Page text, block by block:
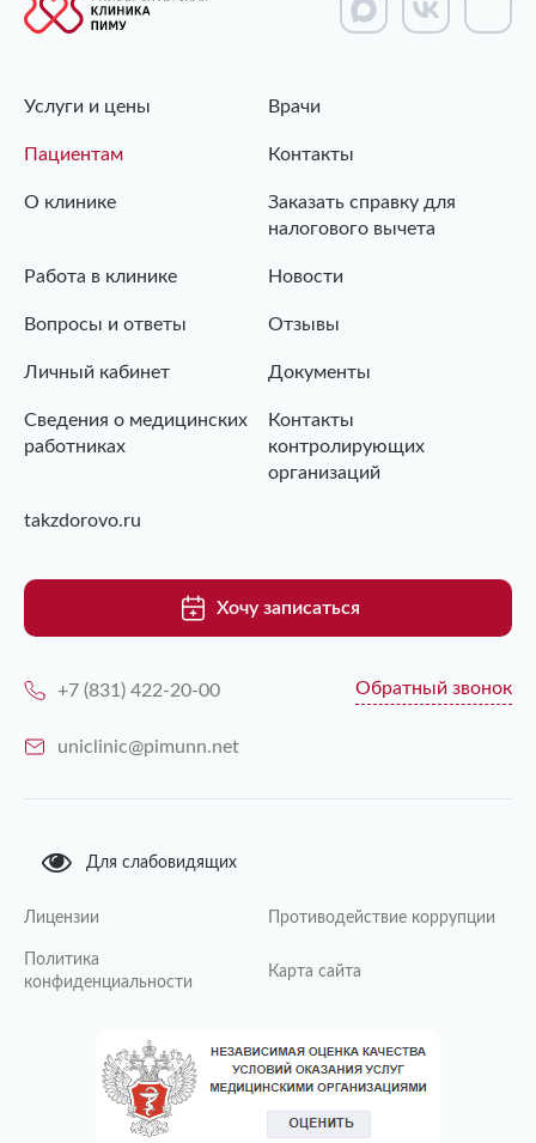
Услуги и цены Врачи
Пациентам Контакты
О клинике
Заказать справку для
налогового вычета
Работа в клинике Новости
Вопросы и ответы Отзывы
Личный кабинет Документы
Сведения о медицинских
работниках
Контакты
контролирующих
организаций
takzdorovo.ru
Хочу записаться
+7 (831) 422-20-00 Обратный звонок
uniclinic@pimunn.net
Для слабовидящих
Лицензии Противодействие коррупции
Политика
конфиденциальности
Карта сайта